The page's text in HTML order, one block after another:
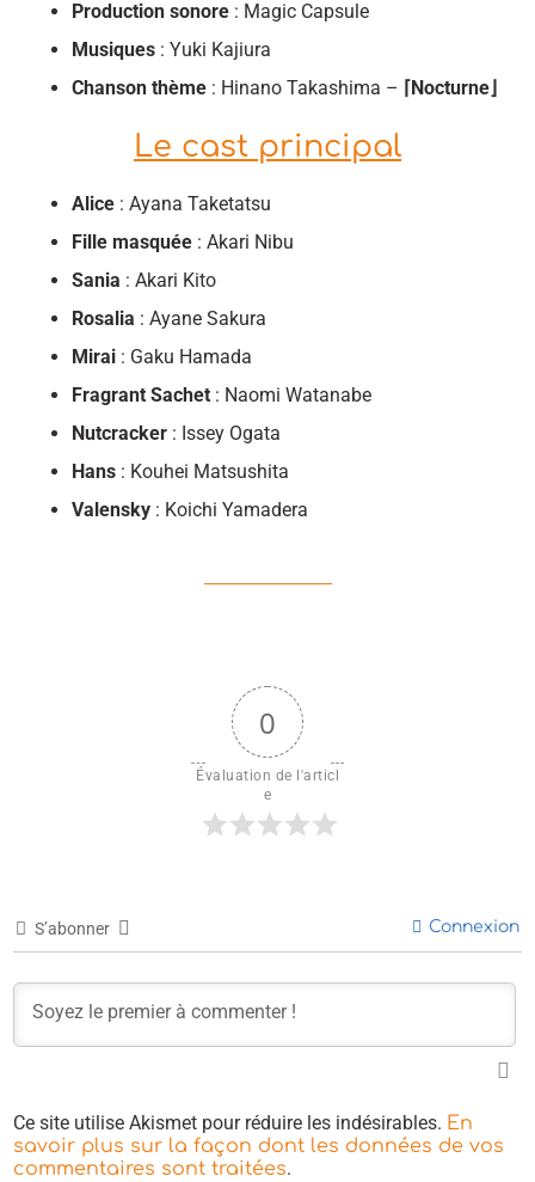
Production sonore : Magic Capsule
Musiques : Yuki Kajiura
Chanson thème : Hinano Takashima – ⌈Nocturne⌋
Le cast principal
Alice : Ayana Taketatsu
Fille masquée : Akari Nibu
Sania : Akari Kito
Rosalia : Ayane Sakura
Mirai : Gaku Hamada
Fragrant Sachet : Naomi Watanabe
Nutcracker : Issey Ogata
Hans : Kouhei Matsushita
Valensky : Koichi Yamadera
0
Évaluation de l'articl
e
S’abonner Connexion
Ce site utilise Akismet pour réduire les indésirables. En
savoir plus sur la façon dont les données de vos
commentaires sont traitées.